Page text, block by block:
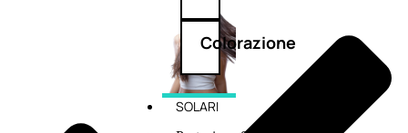
Colorazione
SOLARI